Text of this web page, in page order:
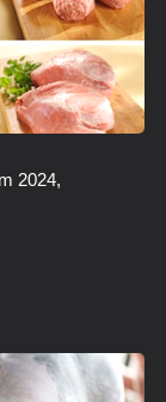
2024,